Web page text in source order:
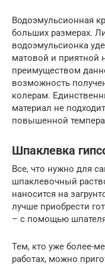
Водоэмульсионная
больших размерах.
водоэмульсионка
матовой и приятной
преимуществом
возможность
колерам.
материал не
повышенной
Шпаклевка
Все, что нужно для
шпаклевочный
наносится на
лучше приобрести
– с помощью
Тем, кто уже более-
работах, можно